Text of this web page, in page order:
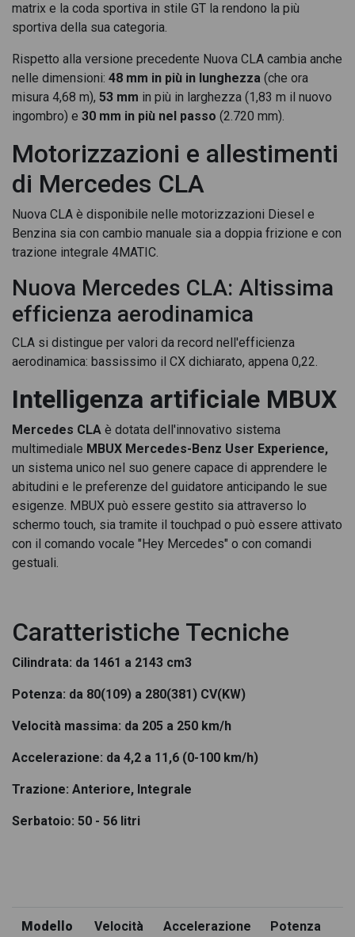
Mercedes CLA Coupè 200 advanced plus auto
Mercedes CLA Coupè 200 amg line advanced plus
Mercedes CLA Coupè 200 amg line advanced plus 4matic
auto
Mercedes CLA Coupè 200 amg line premium 4matic auto
Mercedes CLA Coupè 200 amg line premium auto
Mercedes CLA Coupè 200 d amg line advanced plus auto
Mercedes CLA Coupè 200 d amg line premium auto
Mercedes CLA Coupè 200 d amg line premium plus auto
Mercedes CLA Coupè 200 d Automatic Coupe'
Mercedes CLA Coupè 200 d premium auto
Mercedes CLA Coupè 200 premium
Mercedes CLA Coupè 200 Premium auto
Mercedes CLA Coupè 250 + advanced plus
Mercedes CLA Coupè 250 e phev amg line advanced plus auto
Mercedes CLA Coupè 250 e phev (eq-power) premium auto
Mercedes CLA Coupè 250 e Plug-in hybrid
Mercedes CLA Coupè 250 + premium
Mercedes CLA Coupè 250 + premium plus
Mercedes CLA Coupè 350 premium 4matic
Mercedes CLA Coupè 4MATIC
Mercedes CLA Coupè advanced plus auto
matrix e la coda sportiva in stile GT la rendono la più
sportiva della sua categoria.
Rispetto alla versione precedente Nuova CLA cambia anche
nelle dimensioni: 48 mm in più in lunghezza (che ora
misura 4,68 m), 53 mm in più in larghezza (1,83 m il nuovo
ingombro) e 30 mm in più nel passo (2.720 mm).
Motorizzazioni e allestimenti
di Mercedes CLA
Nuova CLA è disponibile nelle motorizzazioni Diesel e
Benzina sia con cambio manuale sia a doppia frizione e con
trazione integrale 4MATIC.
Nuova Mercedes CLA: Altissima
efficienza aerodinamica
CLA si distingue per valori da record nell'efficienza
aerodinamica: bassissimo il CX dichiarato, appena 0,22.
Intelligenza artificiale MBUX
Mercedes CLA è dotata dell'innovativo sistema
multimediale MBUX Mercedes-Benz User Experience,
un sistema unico nel suo genere capace di apprendere le
abitudini e le preferenze del guidatore anticipando le sue
esigenze. MBUX può essere gestito sia attraverso lo
schermo touch, sia tramite il touchpad o può essere attivato
con il comando vocale "Hey Mercedes" o con comandi
gestuali.
Caratteristiche Tecniche
Cilindrata: da 1461 a 2143 cm3
Potenza: da 80(109) a 280(381) CV(KW)
Velocità massima: da 205 a 250 km/h
Accelerazione: da 4,2 a 11,6 (0-100 km/h)
Trazione: Anteriore, Integrale
Serbatoio: 50 - 56 litri
Modello
Velocità
Accelerazione Potenza